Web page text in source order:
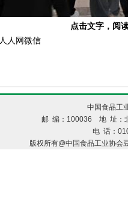
点击文字，阅
人人网微信
中国食品工
邮 编：100036 地 址：
电 话：
版权所有@中国食品工业协